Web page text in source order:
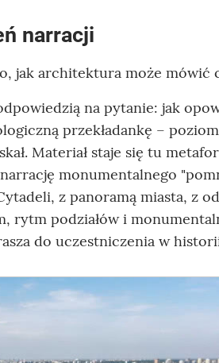
narracji
jak architektura może mówić
na pytanie: jak
przekładankę –
Materiał staje się tu
monumentalnego
z panoramą miasta, z
rytm podziałów i
do uczestniczenia w